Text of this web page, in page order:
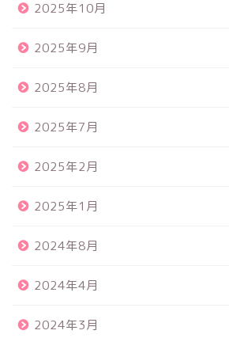
2025年10月
2025年9月
2025年8月
2025年7月
2025年2月
2025年1月
2024年8月
2024年4月
2024年3月